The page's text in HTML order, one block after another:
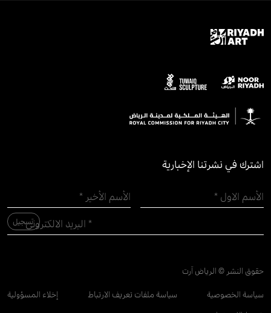
اشترك في نشرتنا الإخبارية
حقوق النشر © الرياض آرت
سياسة الخصوصية سياسة ملفات تعريف الارتباط
إخلاء المسؤولية